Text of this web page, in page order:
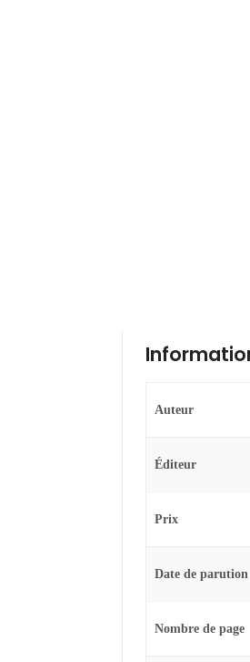
Auteur
Éditeur
Prix
Date de parution
Nombre de page